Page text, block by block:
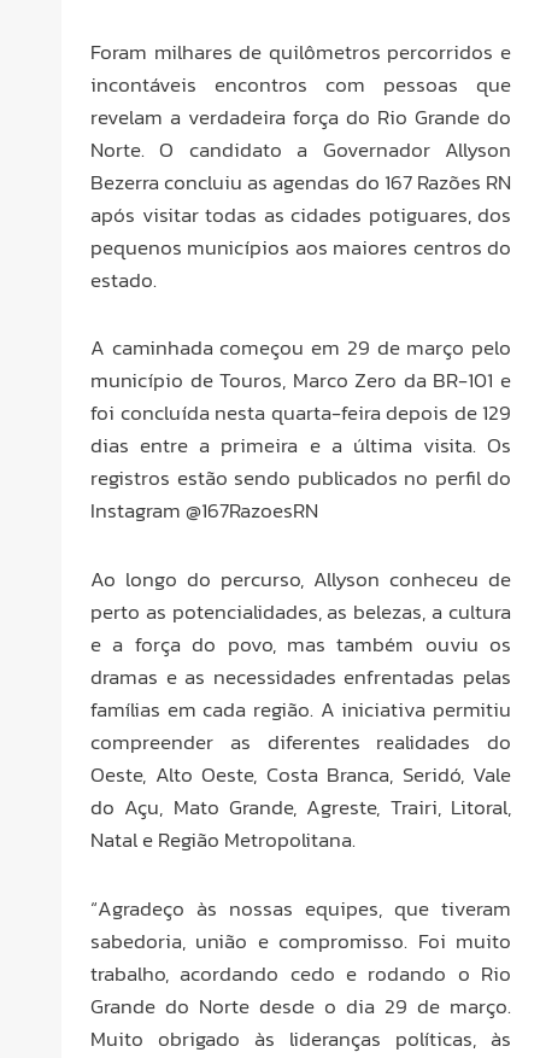
Foram milhares de quilômetros percorridos e
incontáveis encontros com pessoas que
revelam a verdadeira força do Rio Grande do
Norte. O candidato a Governador Allyson
Bezerra concluiu as agendas do 167 Razões RN
após visitar todas as cidades potiguares, dos
pequenos municípios aos maiores centros do
estado.
A caminhada começou em 29 de março pelo
município de Touros, Marco Zero da BR-101 e
foi concluída nesta quarta-feira depois de 129
dias entre a primeira e a última visita. Os
registros estão sendo publicados no perfil do
Instagram @167RazoesRN
Ao longo do percurso, Allyson conheceu de
perto as potencialidades, as belezas, a cultura
e a força do povo, mas também ouviu os
dramas e as necessidades enfrentadas pelas
famílias em cada região. A iniciativa permitiu
compreender as diferentes realidades do
Oeste, Alto Oeste, Costa Branca, Seridó, Vale
do Açu, Mato Grande, Agreste, Trairi, Litoral,
Natal e Região Metropolitana.
“Agradeço às nossas equipes, que tiveram
sabedoria, união e compromisso. Foi muito
trabalho, acordando cedo e rodando o Rio
Grande do Norte desde o dia 29 de março.
Muito obrigado às lideranças políticas, às